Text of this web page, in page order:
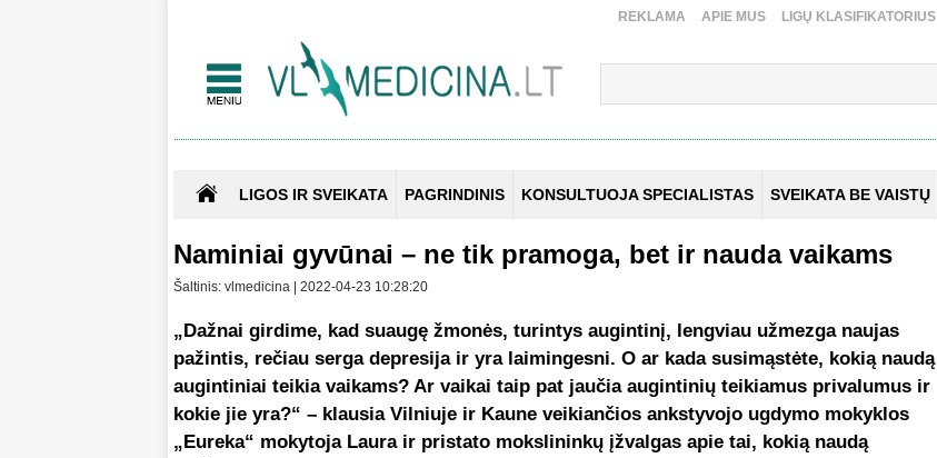
REKLAMA APIE MUS LIGŲ KLASIFIKATORIUS
LIGOS IR SVEIKATA PAGRINDINIS KONSULTUOJA SPECIALISTAS SVEIKATA BE VAISTŲ
Naminiai gyvūnai – ne tik pramoga, bet ir nauda vaikams
Šaltinis: vlmedicina | 2022-04-23 10:28:20
„Dažnai girdime, kad suaugę žmonės, turintys augintinį, lengviau užmezga naujas
pažintis, rečiau serga depresija ir yra laimingesni. O ar kada susimąstėte, kokią naudą
augintiniai teikia vaikams? Ar vaikai taip pat jaučia augintinių teikiamus privalumus ir
kokie jie yra?“ – klausia Vilniuje ir Kaune veikiančios ankstyvojo ugdymo mokyklos
„Eureka“ mokytoja Laura ir pristato mokslininkų įžvalgas apie tai, kokią naudą